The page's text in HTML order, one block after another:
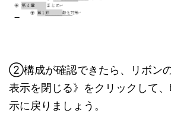
②構成が確認できたら、リボン
表示を閉じる》をクリックして
示に戻りましょう。